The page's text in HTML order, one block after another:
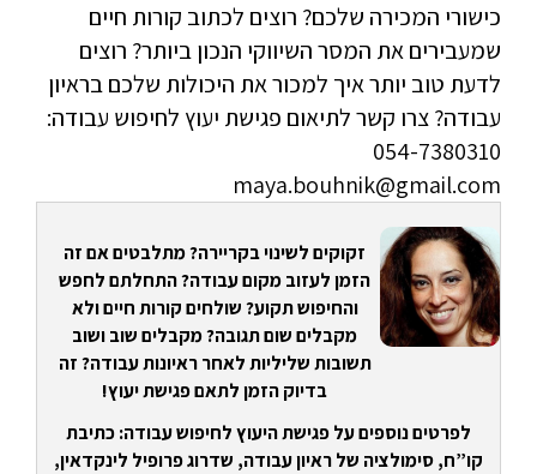
כישורי המכירה שלכם? רוצים לכתוב קורות חיים
שמעבירים את המסר השיווקי הנכון ביותר? רוצים
לדעת טוב יותר איך למכור את היכולות שלכם בראיון
עבודה? צרו קשר לתיאום פגישת יעוץ לחיפוש עבודה:
054-7380310
maya.bouhnik@gmail.com
זקוקים לשינוי בקריירה? מתלבטים אם זה
הזמן לעזוב מקום עבודה? התחלתם לחפש
והחיפוש תקוע? שולחים קורות חיים ולא
מקבלים שום תגובה? מקבלים שוב ושוב
תשובות שליליות לאחר ראיונות עבודה? זה
בדיוק הזמן לתאם פגישת יעוץ!
לפרטים נוספים על פגישת היעוץ לחיפוש עבודה: כתיבת
קו”ח, סימולציה של ראיון עבודה, שדרוג פרופיל לינקדאין,